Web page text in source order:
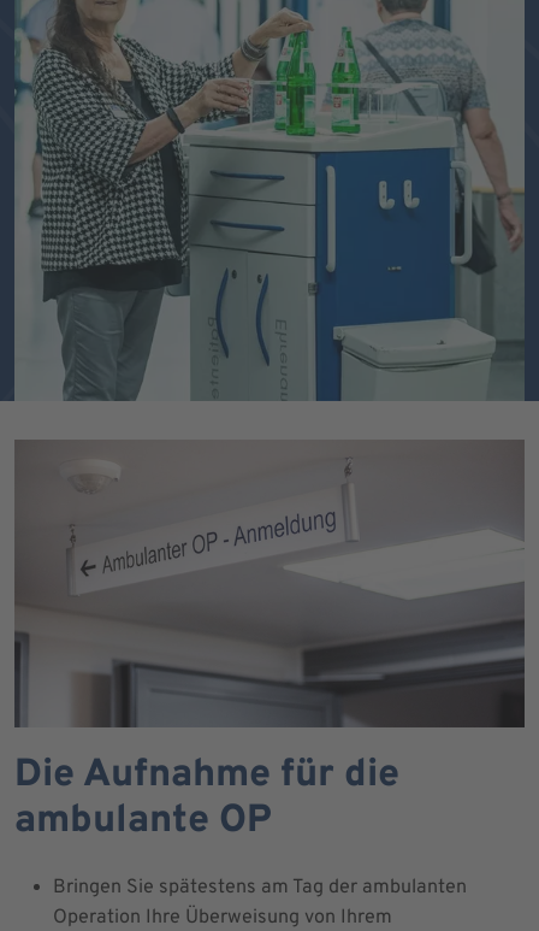
Die Aufnahme für die
ambulante OP
Bringen Sie spätestens am Tag der ambulanten
Operation Ihre Überweisung von Ihrem